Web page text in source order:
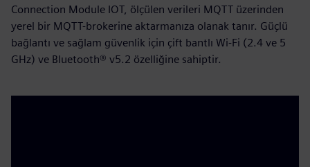
Connection Module IOT, ölçülen verileri MQTT üzerinden
yerel bir MQTT-brokerine aktarmanıza olanak tanır. Güçlü
bağlantı ve sağlam güvenlik için çift bantlı Wi-Fi (2.4 ve 5
GHz) ve Bluetooth® v5.2 özelliğine sahiptir.